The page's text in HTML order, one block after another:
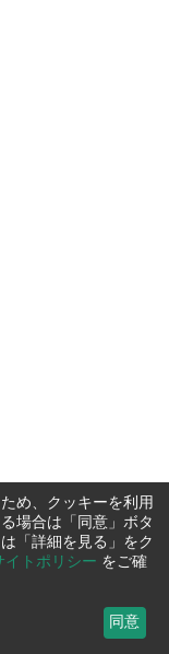
め、クッキーを利用
場合は「同意」ボタ
「詳細を見る」をク
イトポリシー をご確
同意